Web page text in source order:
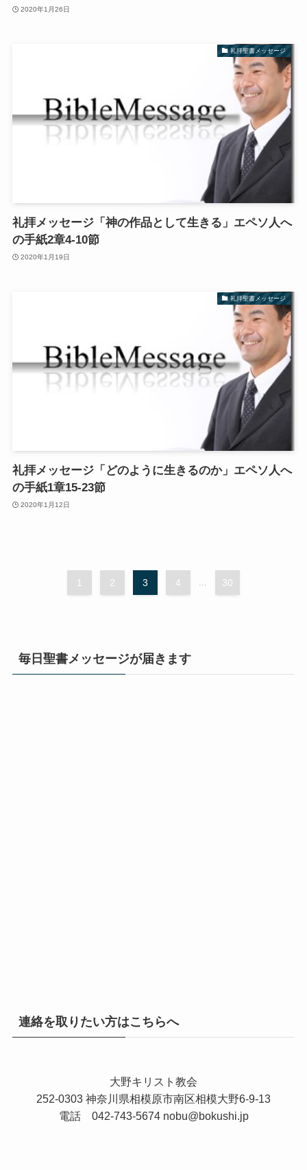
2020年1月26日
礼拝聖書メッセージ
礼拝メッセージ「神の作品として生きる」エペソ人へ
の手紙2章4-10節
2020年1月19日
礼拝聖書メッセージ
礼拝メッセージ「どのように生きるのか」エペソ人へ
の手紙1章15-23節
2020年1月12日
1 2 3 4 30
毎日聖書メッセージが届きます
連絡を取りたい方はこちらへ
大野キリスト教会
252-0303 神奈川県相模原市南区相模大野6-9-13
電話 042-743-5674nobu@bokushi.jp